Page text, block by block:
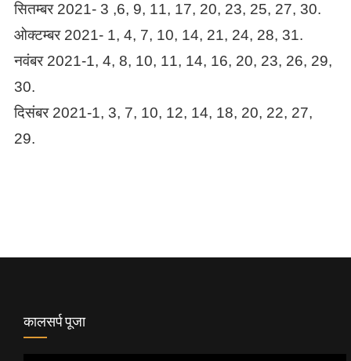
सितम्बर 2021- 3 ,6, 9, 11, 17, 20, 23, 25, 27, 30.
ओक्टम्बर 2021- 1, 4, 7, 10, 14, 21, 24, 28, 31.
नवंबर 2021-1, 4, 8, 10, 11, 14, 16, 20, 23, 26, 29,
30.
दिसंबर 2021-1, 3, 7, 10, 12, 14, 18, 20, 22, 27,
29.
कालसर्प पूजा